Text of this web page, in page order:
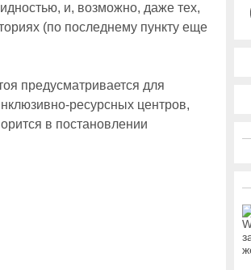
и, возможно, даже тех,
(по последнему пункту еще
предусматривается для
ресурсных центров,
в постановлении